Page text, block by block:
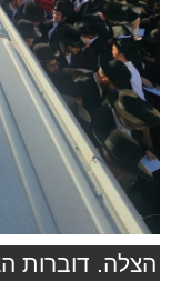
הצלה. דוברות